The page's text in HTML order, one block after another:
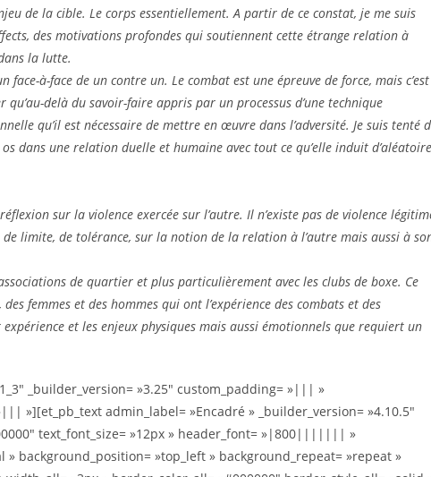
de la cible. Le corps essentiellement. A partir de ce constat, je me suis
des motivations profondes qui soutiennent cette étrange relation à
la lutte.
à-face de un contre un. Le combat est une épreuve de force, mais c’est
qu’au-delà du savoir-faire appris par un processus d’une technique
qu’il est nécessaire de mettre en œuvre dans l’adversité. Je suis tenté
dans une relation duelle et humaine avec tout ce qu’elle induit d’aléatoire
sur la violence exercée sur l’autre. Il n’existe pas de violence
limite, de tolérance, sur la notion de la relation à l’autre mais aussi à
de quartier et plus particulièrement avec les clubs de boxe. Ce
femmes et des hommes qui ont l’expérience des combats et des
et les enjeux physiques mais aussi émotionnels que requiert un
_builder_version= »3.25″ custom_padding= »||| »
»][et_pb_text admin_label= »Encadré » _builder_version= »4.10.5″
text_font_size= »12px » header_font= »|800||||||| »
» background_position= »top_left » background_repeat= »repeat »